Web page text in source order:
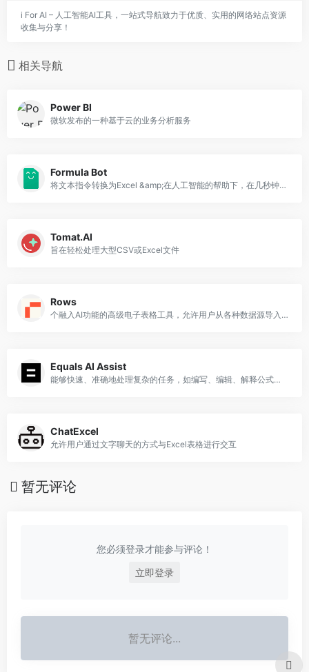
i For AI – 人工智能AI工具，一站式导航致力于优质、实用的网络站点资源
收集与分享！
相关导航
Power BI
微软发布的一种基于云的业务分析服务
Formula Bot
将文本指令转换为Excel &amp;在人工智能的帮助下，在几秒钟内生成包含sql指令公式
Tomat.AI
旨在轻松处理大型CSV或Excel文件
Rows
个融入AI功能的高级电子表格工具，允许用户从各种数据源导入数据
Equals AI Assist
能够快速、准确地处理复杂的任务，如编写、编辑、解释公式、查询、图表和数据表
ChatExcel
允许用户通过文字聊天的方式与Excel表格进行交互
暂无评论
您必须登录才能参与评论！
立即登录
暂无评论...